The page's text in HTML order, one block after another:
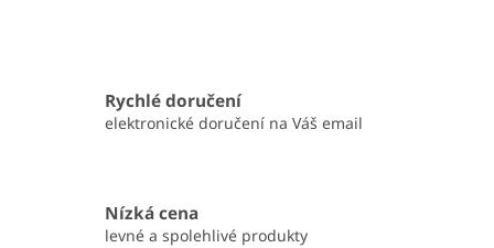
Rychlé doručení
elektronické doručení na Váš email
Nízká cena
levné a spolehlivé produkty